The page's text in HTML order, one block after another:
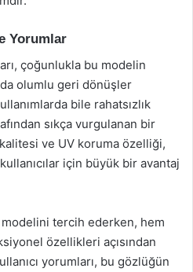
Yorumlar
çoğunlukla bu modelin
olumlu geri dönüşler
bile rahatsızlık
sıkça vurgulanan bir
ve UV koruma özelliği,
için büyük bir avantaj
modelini tercih ederken, hem
özellikleri açısından
yorumları, bu gözlüğün